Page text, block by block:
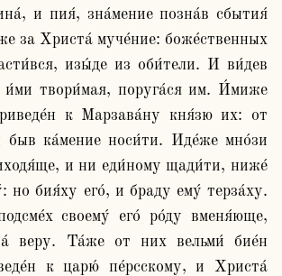
и пия́, зна́мение позна́в сбытия́
за Христа́ муче́ние: боже́ственных
изы́де из оби́тели. И ви́дев
твори́мая, поруга́ся им. И́миже
к Марзава́ну кня́зю их: от
быв ка́мение носи́ти. Иде́же мно́зи
и ни еди́ному щади́ти, ниже́
но бия́ху его́, и браду ему́ терза́ху.
своему́ его́ ро́ду вменя́юще,
веру. Та́же от них вельми́ бие́н
к царю́ пе́рсскому, и Христа́